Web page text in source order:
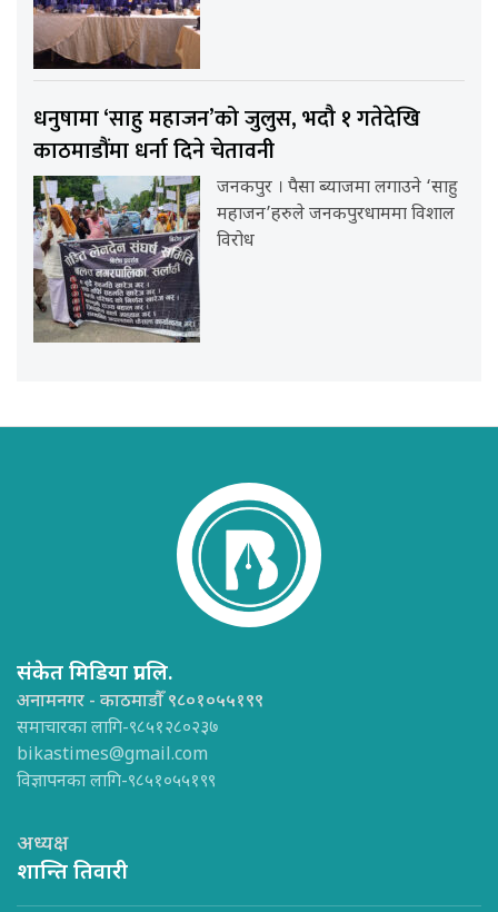
धनुषामा ‘साहु महाजन’को जुलुस, भदौ १ गतेदेखि
काठमाडौंमा धर्ना दिने चेतावनी
जनकपुर । पैसा ब्याजमा लगाउने ‘साहु
महाजन’हरुले जनकपुरधाममा विशाल
विरोध
संकेत मिडिया प्रा.लि.
अनामनगर - काठमाडौँ ९८०१०५५१९९
समाचारका लागि-९८५१२८०२३७
bikastimes@gmail.com
विज्ञापनका लागि-९८५१०५५१९९
अध्यक्ष
शान्ति तिवारी